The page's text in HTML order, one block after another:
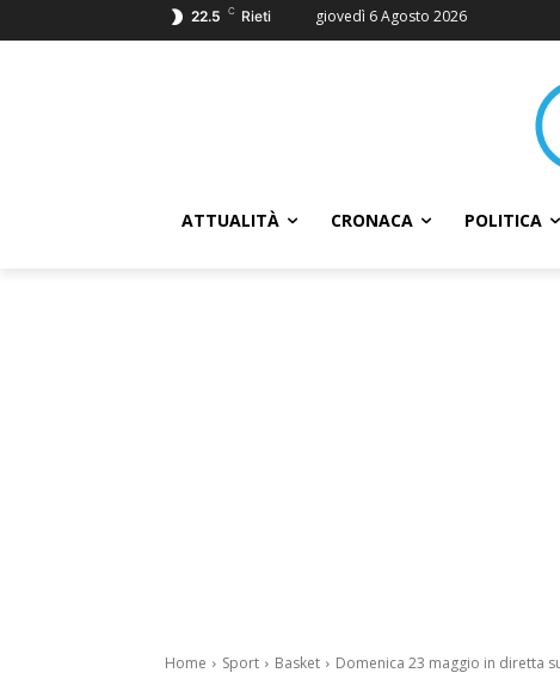
22.5 C Rieti giovedì 6 Agosto 2026
ATTUALITÀ CRONACA POLITICA
Home Sport Basket Domenica 23 maggio in diretta